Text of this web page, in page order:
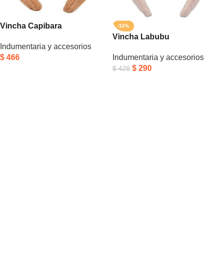
Vincha Capibara
Indumentaria y accesorios
$ 466
-32%
Vincha Labubu
Indumentaria y accesorios
$428 $ 290